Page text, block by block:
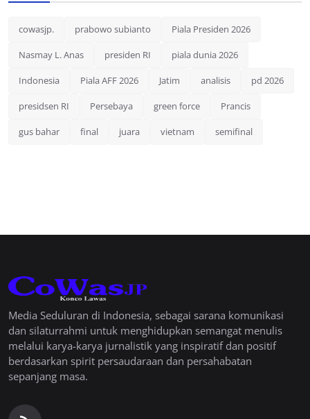
cowasjp. prabowo subianto Piala Presiden 2026
Nasmay L. Anas presiden RI piala dunia 2026
Indonesia Piala AFF 2026 Jatim analisis pd 2026
presidsen RI Persebaya green force Prancis
gus bahar final juara vietnam semifinal
Media Seduluran di Indonesia, sebagai sarana komunikasi
dan silaturrahmi untuk menghidupkan semangat menulis
melalui karya-karya jurnalistik yang inspiratif dan positif
berdasarkan spirit persaudaraan dan persahabatan
sepanjang masa.